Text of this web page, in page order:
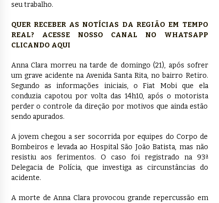
seu trabalho.
QUER RECEBER AS NOTÍCIAS DA REGIÃO EM TEMPO
REAL? ACESSE NOSSO CANAL NO WHATSAPP
CLICANDO AQUI
Anna Clara morreu na tarde de domingo (21), após sofrer
um grave acidente na Avenida Santa Rita, no bairro Retiro.
Segundo as informações iniciais, o Fiat Mobi que ela
conduzia capotou por volta das 14h10, após o motorista
perder o controle da direção por motivos que ainda estão
sendo apurados.
A jovem chegou a ser socorrida por equipes do Corpo de
Bombeiros e levada ao Hospital São João Batista, mas não
resistiu aos ferimentos. O caso foi registrado na 93ª
Delegacia de Polícia, que investiga as circunstâncias do
acidente.
A morte de Anna Clara provocou grande repercussão em